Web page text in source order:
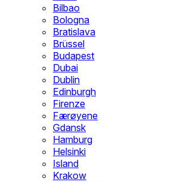
Bilbao
Bologna
Bratislava
Brüssel
Budapest
Dubai
Dublin
Edinburgh
Firenze
Færøyene
Gdansk
Hamburg
Helsinki
Island
Krakow